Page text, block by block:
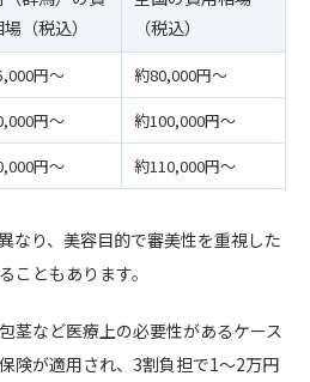
（税込）
（税込）
円〜
約80,000円〜
円〜
約100,000円〜
円〜 約110,000円〜
なり、美容目的で審美性を重視した
こともあります。
茎など医療上の必要性があるケース
険が適用され、3割負担で1〜2万円